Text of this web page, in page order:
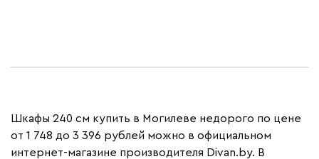
Шкафы 240 см купить в Могилеве недорого по цене
от 1 748 до 3 396 рублей можно в официальном
интернет-магазине производителя Divan.by. В